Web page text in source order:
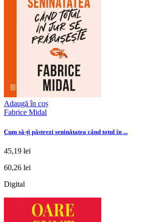
Adaugă în coș
Fabrice Midal
Cum să-ți păstrezi seninătatea când totul în ...
45,19 lei
60,26 lei
Digital